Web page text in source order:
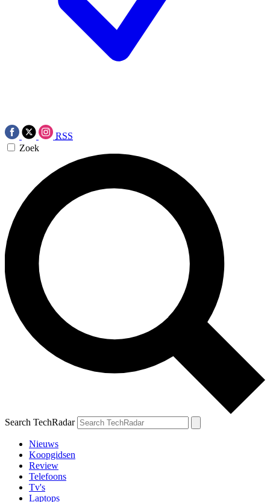
RSS
Zoek
Search TechRadar
Nieuws
Koopgidsen
Review
Telefoons
Tv's
Laptops